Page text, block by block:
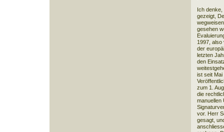
Ich
gezeigt,
gesehen
1997, also
der
letzten
den
ist seit Mai
zum 1.
die
manuellen
vor. Herr
gesagt,